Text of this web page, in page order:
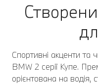
Спортивні акценти та
BMW 2 серії Купе.
орієнтована на водія,